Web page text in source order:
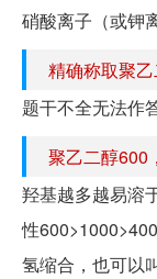
硝酸离子（或钾
精确称取聚
题干不全无法作
聚乙二醇600
羟基越多越易溶
性
氢缩合，也可以